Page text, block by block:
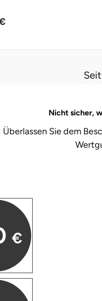
Nicht sicher,
Überlassen Sie dem
€